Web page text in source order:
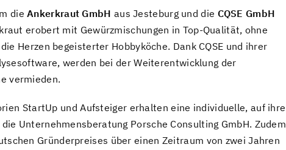
dieAnkerkraut GmbH aus Jesteburg und die CQSE GmbH
erobert mit Gewürzmischungen in Top-Qualität, ohne
Herzen begeisterter Hobbyköche. Dank CQSE und ihrer
werden bei der Weiterentwicklung der
vermieden.
StartUp und Aufsteiger erhalten eine individuelle, auf ihre
Unternehmensberatung Porsche Consulting GmbH. Zudem
Gründerpreises über einen Zeitraum von zwei Jahren